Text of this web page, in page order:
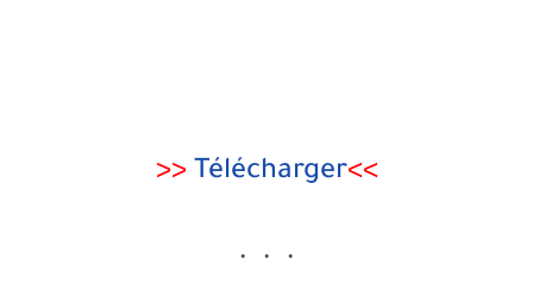
>> Télécharger<<